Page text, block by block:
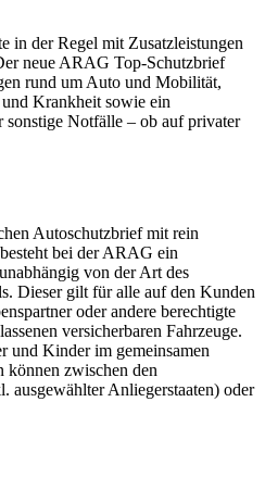
in der Regel mit Zusatzleistungen
neue ARAG Top-Schutzbrief
rund um Auto und Mobilität,
Krankheit sowie ein
sonstige Notfälle – ob auf privater
Autoschutzbrief mit rein
bei der ARAG ein
von der Art des
Dieser gilt für alle auf den Kunden
oder andere berechtigte
versicherbaren Fahrzeuge.
und Kinder im gemeinsamen
können zwischen den
ausgewählter Anliegerstaaten) oder